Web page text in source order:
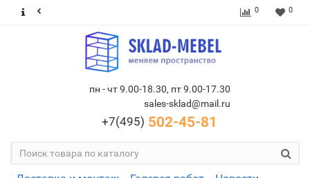
0 0
пн - чт 9.00-18.30, пт 9.00-17.30
sales-sklad@mail.ru
+7(495) 502-45-81